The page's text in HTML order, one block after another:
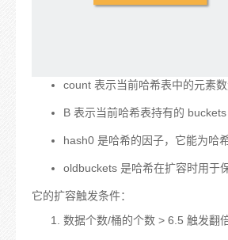
count 表示当前哈希表中的元素数
B 表示当前哈希表持有的
hash0 是哈希的因子，它能为哈
oldbuckets 是哈希在扩容时用于
它的扩容触发条件：
数据个数/桶的个数 > 6.5 触发翻